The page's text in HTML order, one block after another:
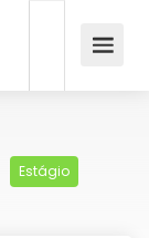
Estágio